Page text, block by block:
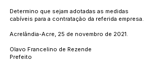
Determino que sejam adotadas as medidas
cabíveis para a contratação da referida empresa.
Acrelândia-Acre, 25 de novembro de 2021.
Olavo Francelino de Rezende
Prefeito